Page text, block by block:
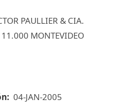
PAULLIER & CIA.
MONTEVIDEO
04-JAN-2005